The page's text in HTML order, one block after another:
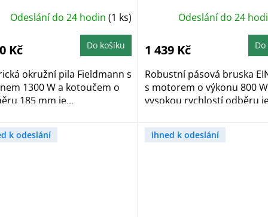
Odeslání do 24 hodin (1 ks)
Kč Do košíku
okružní pila Fieldmann s
1300 W a kotoučem o
185 mm je...
Odeslání do 24
1 439 Kč
Robustní pásová bruska
s motorem o výkonu 800
vysokou rychlostí odběru
k odeslání ihned k odeslání